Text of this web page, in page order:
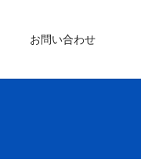
お問い合わせ